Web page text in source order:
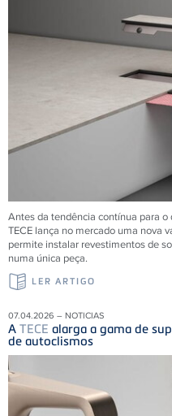
Antes da tendência contínua para
TECE lança no mercado uma nova
permite instalar revestimentos de
numa única peça.
LER ARTIGO
07.04.2026 – NOTICIAS
A TECE alarga a gama de
de autoclismos